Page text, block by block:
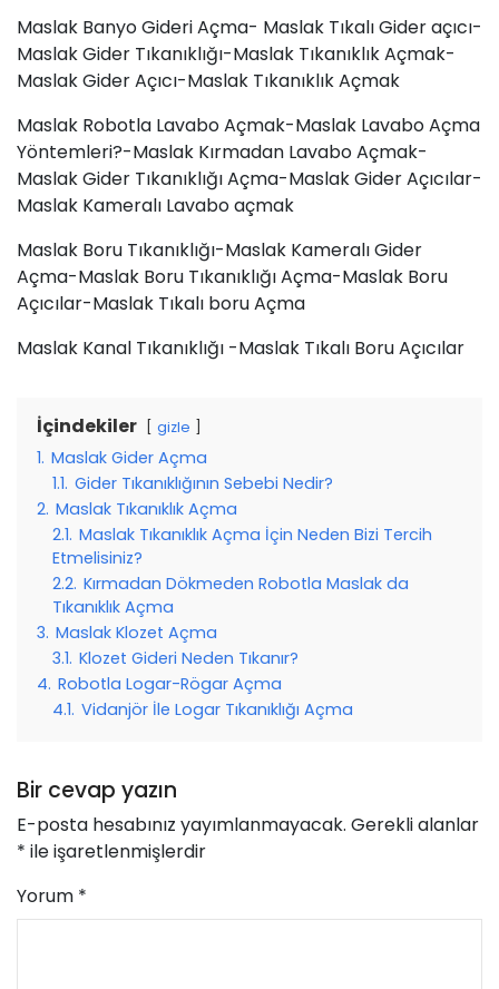
Maslak Banyo Gideri Açma- Maslak Tıkalı Gider açıcı-
Maslak Gider Tıkanıklığı-Maslak Tıkanıklık Açmak-
Maslak Gider Açıcı-Maslak Tıkanıklık Açmak
Maslak Robotla Lavabo Açmak-Maslak Lavabo Açma
Yöntemleri?-Maslak Kırmadan Lavabo Açmak-
Maslak Gider Tıkanıklığı Açma-Maslak Gider Açıcılar-
Maslak Kameralı Lavabo açmak
Maslak Boru Tıkanıklığı-Maslak Kameralı Gider
Açma-Maslak Boru Tıkanıklığı Açma-Maslak Boru
Açıcılar-Maslak Tıkalı boru Açma
Maslak Kanal Tıkanıklığı -Maslak Tıkalı Boru Açıcılar
İçindekiler gizle
1. Maslak Gider Açma
1.1. Gider Tıkanıklığının Sebebi Nedir?
2. Maslak Tıkanıklık Açma
2.1. Maslak Tıkanıklık Açma İçin Neden Bizi Tercih
Etmelisiniz?
2.2. Kırmadan Dökmeden Robotla Maslak da
Tıkanıklık Açma
3. Maslak Klozet Açma
3.1. Klozet Gideri Neden Tıkanır?
4. Robotla Logar-Rögar Açma
4.1. Vidanjör İle Logar Tıkanıklığı Açma
Bir cevap yazın
E-posta hesabınız yayımlanmayacak. Gerekli alanlar
* ile işaretlenmişlerdir
Yorum *